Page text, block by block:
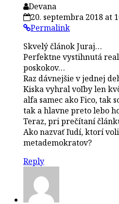
Devana
20. septembra 2018 at
Permalink
Skvelý článok Juraj…
Perfektne vystihnutá
poskokov…
Raz dávnejšie v jednej
Kiska vyhral voľby len
alfa samec ako Fico, tak
tak a hlavne preto lebo
Teraz, pri prečítaní
Ako nazvať ľudí, ktorí
metademokratov?
Reply